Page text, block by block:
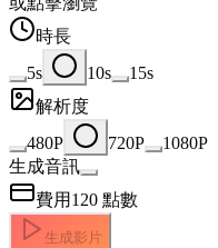
時長
5s
10s
15s
解析度
480P
720P
1080P
生成音訊
費用 120 點數
生成影片